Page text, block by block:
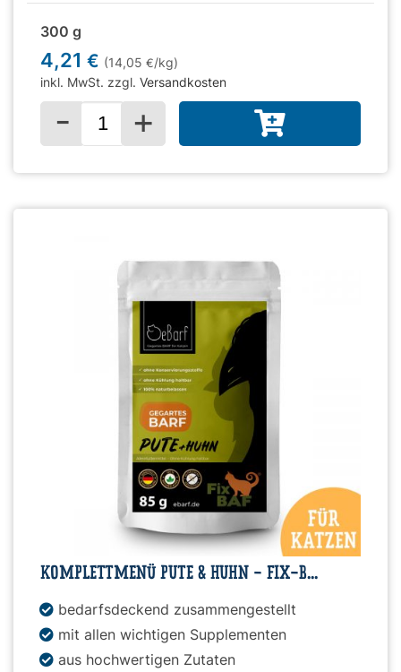
300 g
4,21 € (14,05 €/kg)
inkl. MwSt. zzgl. Versandkosten
- +
KOMPLETTMENÜ PUTE & HUHN - FIX-B...
bedarfsdeckend zusammengestellt
mit allen wichtigen Supplementen
aus hochwertigen Zutaten